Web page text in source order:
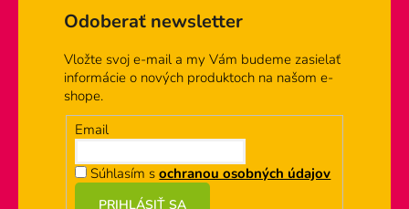
Odoberať newsletter
Vložte svoj e-mail a my Vám budeme zasielať
informácie o nových produktoch na našom e-
shope.
Email
Súhlasím sochranou osobných údajov
PRIHLÁSIŤ SA